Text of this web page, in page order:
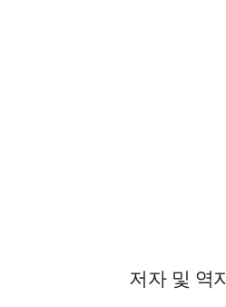
저자 및 역